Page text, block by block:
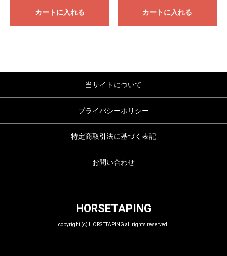
カートに入れる カートに入れる
当サイトについて
プライバシーポリシー
特定商取引法に基づく表記
お問い合わせ
HORSETAPING
copyright (c) HORSETAPING all rights reserved.